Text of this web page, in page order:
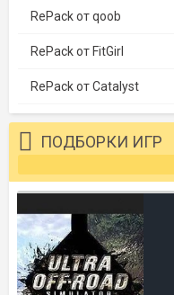
RePack от qoob
RePack от FitGirl
RePack от Catalyst
ПОДБОРКИ ИГР